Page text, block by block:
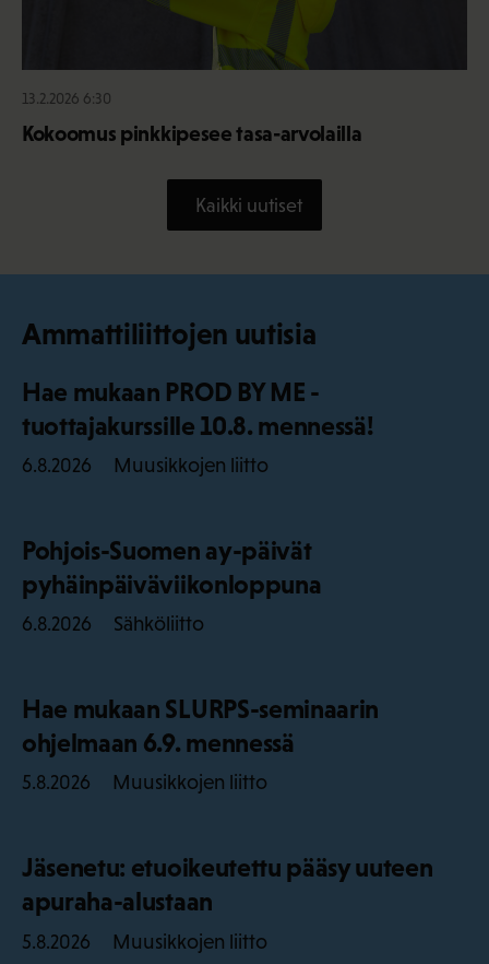
13.2.2026 6:30
Kokoomus pinkkipesee tasa-arvolailla
Kaikki uutiset
Ammattiliittojen uutisia
Hae mukaan PROD BY ME -
tuottajakurssille 10.8. mennessä!
6.8.2026 Muusikkojen liitto
Pohjois-Suomen ay-päivät
pyhäinpäiväviikonloppuna
6.8.2026 Sähköliitto
Hae mukaan SLURPS-seminaarin
ohjelmaan 6.9. mennessä
5.8.2026 Muusikkojen liitto
Jäsenetu: etuoikeutettu pääsy uuteen
apuraha-alustaan
5.8.2026 Muusikkojen liitto